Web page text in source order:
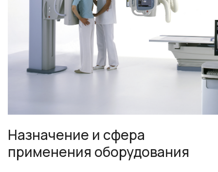
Назначение и сфера
применения оборудования